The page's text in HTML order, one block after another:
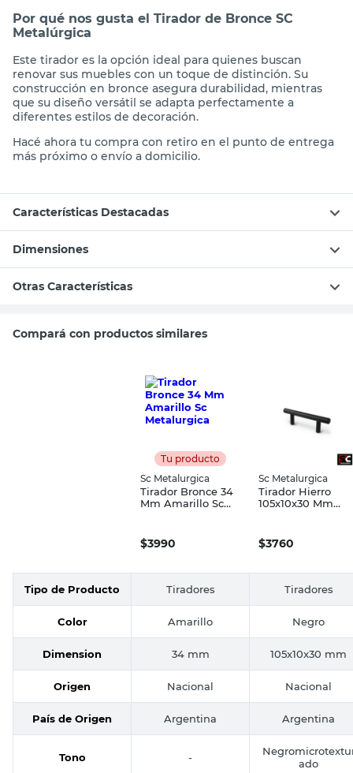
Por qué nos gusta el Tirador de Bronce SC
Metalúrgica
Este tirador es la opción ideal para quienes buscan
renovar sus muebles con un toque de distinción. Su
construcción en bronce asegura durabilidad, mientras
que su diseño versátil se adapta perfectamente a
diferentes estilos de decoración.
Hacé ahora tu compra con retiro en el punto de entrega
más próximo o envío a domicilio.
Características Destacadas
Dimensiones
Otras Características
Compará con productos similares
Tu producto
Sc Metalurgica
Tirador Bronce 34
Mm Amarillo Sc
$3990
Sc Metalurgica
Tirador Hierro
105x10x30 Mm
$3760
Tipo de Producto Tiradores Tiradores
Color Amarillo Negro
Dimension 34 mm 105x10x30 mm
Origen Nacional Nacional
País de Origen Argentina Argentina
Tono -
ado